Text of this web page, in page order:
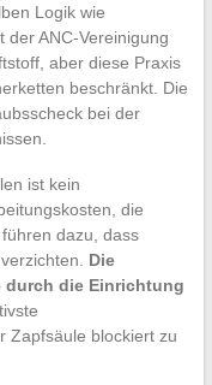
Logik wie
der ANC-Vereinigung
aber diese Praxis
beschränkt. Die
bei der
ist kein
die
dazu, dass
Die
durch die Einrichtung
Zapfsäule blockiert zu